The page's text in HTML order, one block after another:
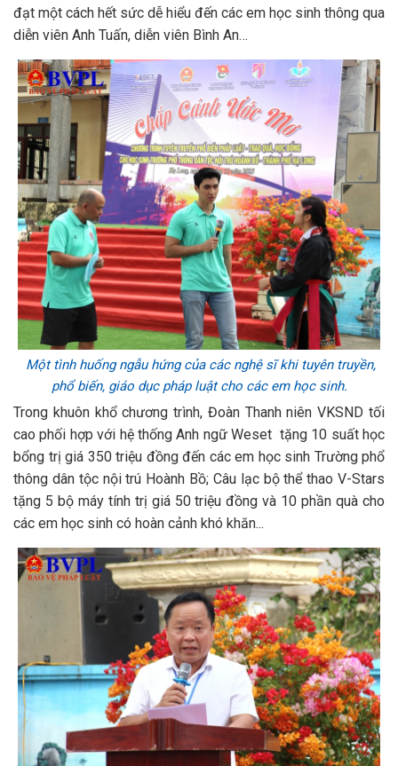
đạt một cách hết sức dễ hiểu đến các em học sinh thông qua
diễn viên Anh Tuấn, diễn viên Bình An…
Một tình huống ngẫu hứng của các nghệ sĩ khi tuyên truyền,
phổ biến, giáo dục pháp luật cho các em học sinh.
Trong khuôn khổ chương trình, Đoàn Thanh niên VKSND tối
cao phối hợp với hệ thống Anh ngữ Weset tặng 10 suất học
bổng trị giá 350 triệu đồng đến các em học sinh Trường phổ
thông dân tộc nội trú Hoành Bồ; Câu lạc bộ thể thao V-Stars
tặng 5 bộ máy tính trị giá 50 triệu đồng và 10 phần quà cho
các em học sinh có hoàn cảnh khó khăn...